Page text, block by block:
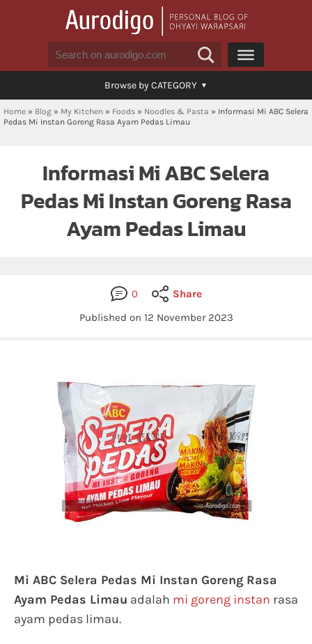
Browse by CATEGORY
Home » Blog » My Kitchen » Foods » Noodles & Pasta » Informasi Mi ABC Selera
Pedas Mi Instan Goreng Rasa Ayam Pedas Limau
Informasi Mi ABC Selera
Pedas Mi Instan Goreng Rasa
Ayam Pedas Limau
0
Share
Published on 12 November 2023
Mi ABC Selera Pedas Mi Instan Goreng Rasa
Ayam Pedas Limau adalah mi goreng instan rasa
ayam pedas limau.